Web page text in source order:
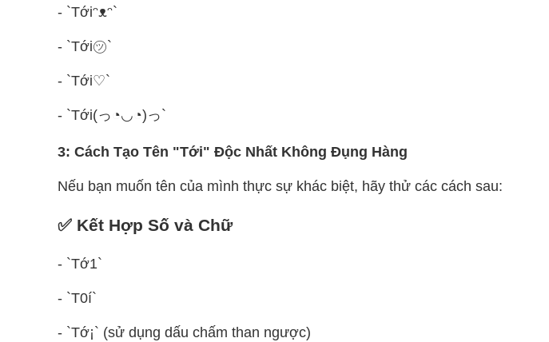
- `Tớiᵔᴥᵔ`
- `Tới㋡`
- `Tới♡`
- `Tới(っ◔◡◔)っ`
3: Cách Tạo Tên "Tới" Độc Nhất Không Đụng Hàng
Nếu bạn muốn tên của mình thực sự khác biệt, hãy thử các cách sau:
✅ Kết Hợp Số và Chữ
- `Tớ1`
- `T0í`
- `Tớ¡` (sử dụng dấu chấm than ngược)